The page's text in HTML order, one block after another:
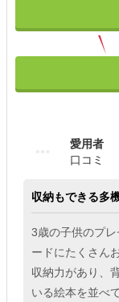
愛用者
口コミ
収納もできる多
3歳の子供のプ
ードにたくさん
収納力があり、
いる絵本を並べ